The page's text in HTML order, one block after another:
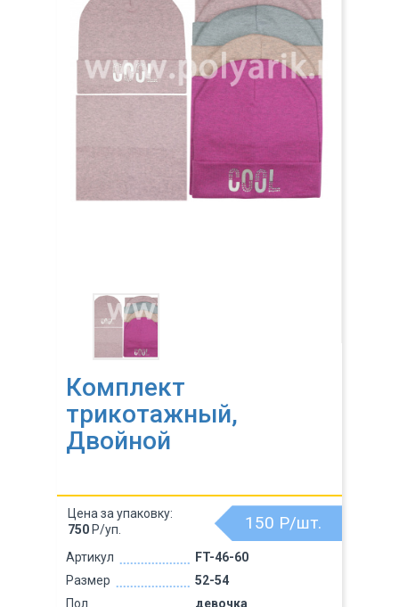
Комплект
трикотажный,
Двойной
Артикул
FT-46-60
Размер
52-54
Пол
девочка
150 Р/шт.
Цена за упаковку:
750 Р/уп.